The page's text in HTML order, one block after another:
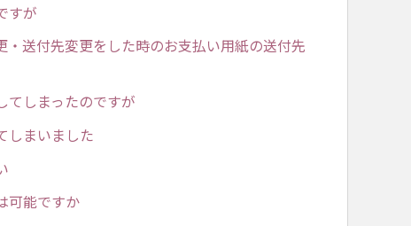
すが
送付先変更をした時のお支払い用紙の送付先
てしまったのですが
しまいました
可能ですか